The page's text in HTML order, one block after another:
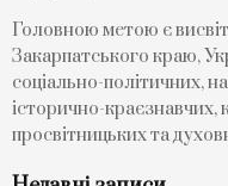
Головною метою є
Закарпатського краю,
соціально-політичних,
історично-краєзнавчих,
просвітницьких та